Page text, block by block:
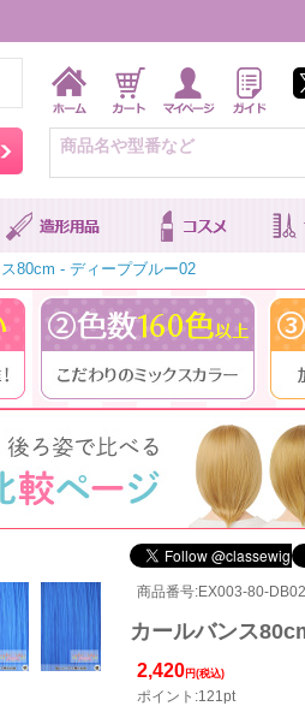
キャラ別おすすめ商品を見る
80cm - ディープブルー02
商品番号:EX003-80-DB02
カールバンス
2,420 円(税込)
ポイント:121pt